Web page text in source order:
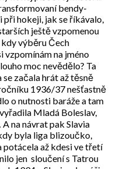
bendy-
hokeji, jak se říkávalo,
ještě vzpomenou
výběru Čech
vzpomínám na jméno
moc nevědělo? Ta
začala hrát až těsně
1936/37 nešťastně
o nutnosti baráže a tam
Mladá Boleslav,
na návrat pak Slavia
byla liga blizoučko,
potácela až kdesi ve třetí
jen sloučení s Tatrou